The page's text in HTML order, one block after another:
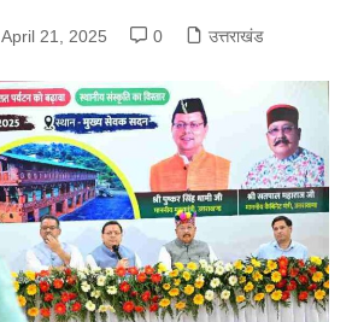
April 21, 2025 0 उत्तराखंड